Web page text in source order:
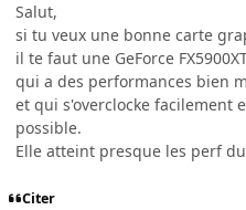
Salut,
si tu veux une bonne carte
il te faut une GeForce
qui a des performances bien
et qui s'overclocke facilement
possible.
Elle atteint presque les perf
Citer